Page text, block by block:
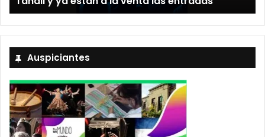
Auspiciantes